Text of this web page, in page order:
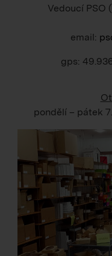
Vedoucí PSO
email:
gps:
pondělí – pátek